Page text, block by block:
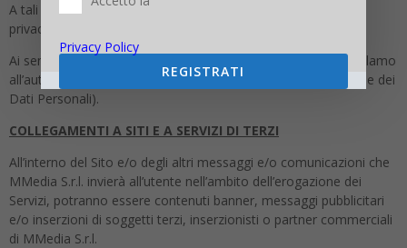
A tali fini, le richieste andranno rivolte via e-mail all’indirizzo
privacy@mmedia.info.
Ai sensi dell’art. 77 GDPR, infine, Lei ha diritto di proporre reclamo
all’autorità di controllo competente (Garante per la Protezione dei
Dati Personali).
COLLEGAMENTI A SITI E A SERVIZI DI TERZI
All’interno del Sito e/o degli altri messaggi e/o comunicazioni che
MMedia S.r.l. invierà all’utente nell’ambito dell’erogazione dei
Servizi, potranno essere contenuti banner, messaggi pubblicitari
e/o inserzioni di soggetti terzi, inserzionisti o partner commerciali
di MMedia S.r.l.
Privacy Policy
REGISTRATI